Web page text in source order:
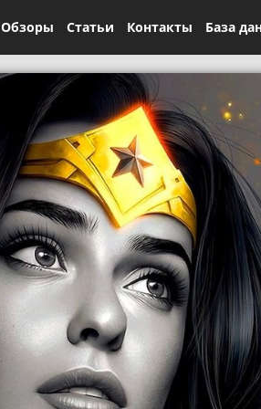
Обзоры Статьи Контакты База